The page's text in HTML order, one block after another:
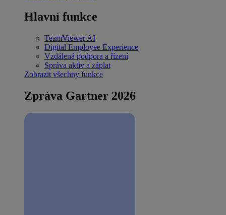
Hlavní funkce
TeamViewer AI
Digital Employee Experience
Vzdálená podpora a řízení
Správa aktiv a záplat
Zobrazit všechny funkce
Zpráva Gartner 2026